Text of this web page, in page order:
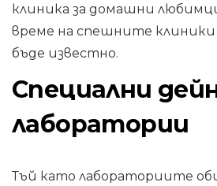
клиника за домашни
време на спешните
бъде известно.
Специални
лаборатории
Тъй като лабораториите